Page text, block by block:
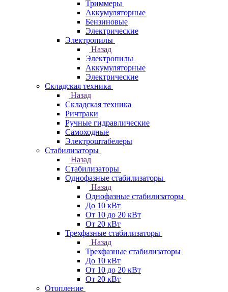
Триммеры
Аккумуляторные
Бензиновые
Электрические
Электропилы
Назад
Электропилы
Аккумуляторные
Электрические
Складская техника
Назад
Складская техника
Ричтраки
Ручные гидравлические
Самоходные
Электроштабелеры
Стабилизаторы
Назад
Стабилизаторы
Однофазные стабилизаторы
Назад
Однофазные стабилизаторы
До 10 кВт
От 10 до 20 кВт
От 20 кВт
Трехфазные стабилизаторы
Назад
Трехфазные стабилизаторы
До 10 кВт
От 10 до 20 кВт
От 20 кВт
Отопление